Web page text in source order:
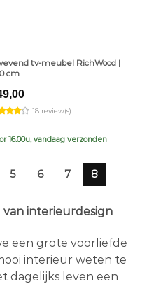
tv-meubel RichWood |
cm
18 review(s)
16.00u, vandaag verzonden
5 6 7 8
van interieurdesign
een grote voorliefde
interieur weten te
dagelijks leven een